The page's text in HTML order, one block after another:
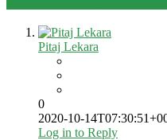
Pitaj Lekara
0
2020-10-
Log in to Reply